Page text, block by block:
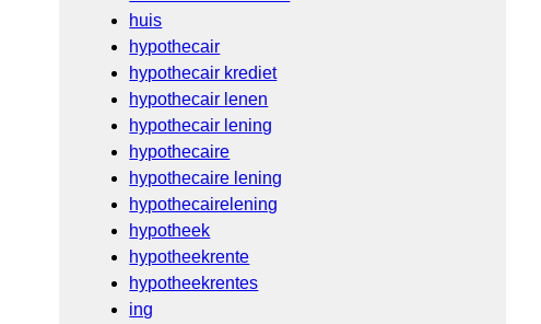
huis
hypothecair
hypothecair krediet
hypothecair lenen
hypothecair lening
hypothecaire
hypothecaire lening
hypothecairelening
hypotheek
hypotheekrente
hypotheekrentes
ing